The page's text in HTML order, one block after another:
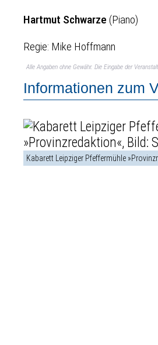
Hartmut Schwarze (Piano)
Regie: Mike Hoffmann
Alle Angaben ohne Gewähr. Die Eingabe der
Informationen zum
Kabarett Leipziger Pfeffermühle